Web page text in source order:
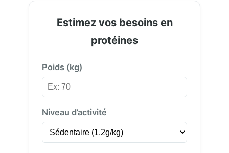
Estimez vos besoins en
protéines
Poids (kg)
Niveau d’activité